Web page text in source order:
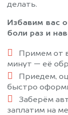
делать.
Избавим вас
боли раз и
Примем от
минут — её
Приедем,
быстро
Заберём
заплатим на